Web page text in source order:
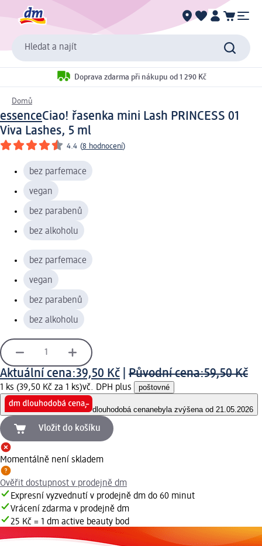
Hledat a najít
Doprava zdarma při nákupu od 1 290 Kč
Domů
essenceCiao! řasenka mini Lash PRINCESS 01
Viva Lashes, 5 ml
4.4 (8 hodnocení)
bez parfemace
vegan
bez parabenů
bez alkoholu
bez parfemace
vegan
bez parabenů
bez alkoholu
Aktuální cena:39,50 Kč Původní cena:59,50 Kč
1 ks (39,50 Kč za 1 ks)vč. DPH plus poštovné
dlouhodobá cenanebyla zvýšena od 21.05.2026
Vložit do košíku
Momentálně není skladem
Ověřit dostupnost v prodejně dm
Expresní vyzvednutí v prodejně dm do 60 minut
Vrácení zdarma v prodejně dm
25 Kč = 1 dm active beauty bod